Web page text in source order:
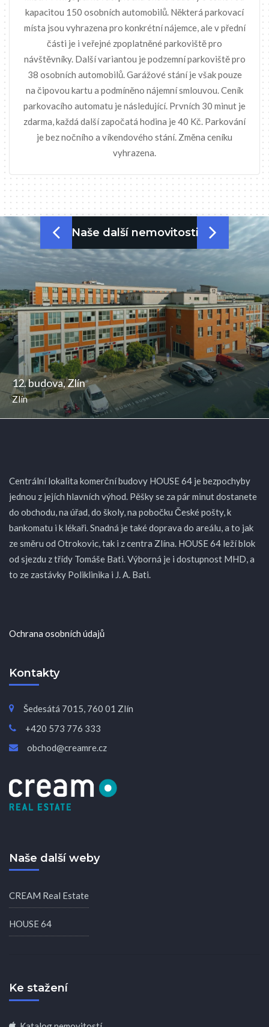
kapacitou 150 osobních automobilů. Některá parkovací
místa jsou vyhrazena pro konkrétní nájemce, ale v přední
části je i veřejné zpoplatněné parkoviště pro
návštěvníky. Další variantou je podzemní parkoviště pro
38 osobních automobilů. Garážové stání je však pouze
na čipovou kartu a podmíněno nájemní smlouvou. Ceník
parkovacího automatu je následující. Prvních 30 minut je
zdarma, každá další započatá hodina je 40 Kč. Parkování
je bez nočního a víkendového stání. Změna ceníku
vyhrazena.
Naše další nemovitosti
12. budova, Zlín
Zlín
Centrální lokalita komerční budovy HOUSE 64 je bezpochyby
jednou z jejích hlavních výhod. Pěšky se za pár minut dostanete
do obchodu, na úřad, do školy, na pobočku České pošty, k
bankomatu i k lékaři. Snadná je také doprava do areálu, a to jak
ze směru od Otrokovic, tak i z centra Zlína. HOUSE 64 leží blok
od sjezdu z třídy Tomáše Bati. Výborná je i dostupnost MHD, a
to ze zastávky Poliklinika i J. A. Bati.
Ochrana osobních údajů
Kontakty
Šedesátá 7015, 760 01 Zlín
+420 573 776 333
obchod@creamre.cz
Naše další weby
CREAM Real Estate
HOUSE 64
Ke stažení